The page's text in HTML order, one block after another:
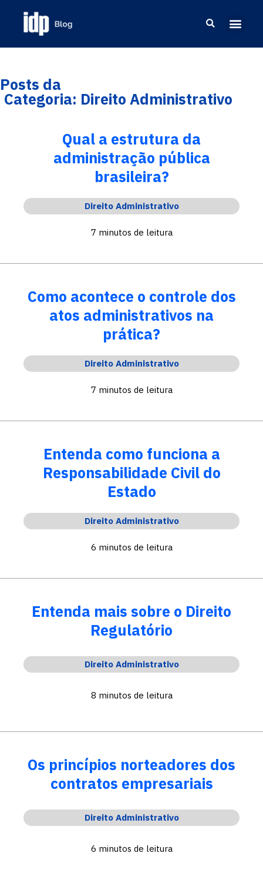
Posts da
Categoria: Direito Administrativo
Qual a estrutura da
administração pública
brasileira?
Direito Administrativo
7 minutos de leitura
Como acontece o controle dos
atos administrativos na
prática?
Direito Administrativo
7 minutos de leitura
Entenda como funciona a
Responsabilidade Civil do
Estado
Direito Administrativo
6 minutos de leitura
Entenda mais sobre o Direito
Regulatório
Direito Administrativo
8 minutos de leitura
Os princípios norteadores dos
contratos empresariais
Direito Administrativo
6 minutos de leitura